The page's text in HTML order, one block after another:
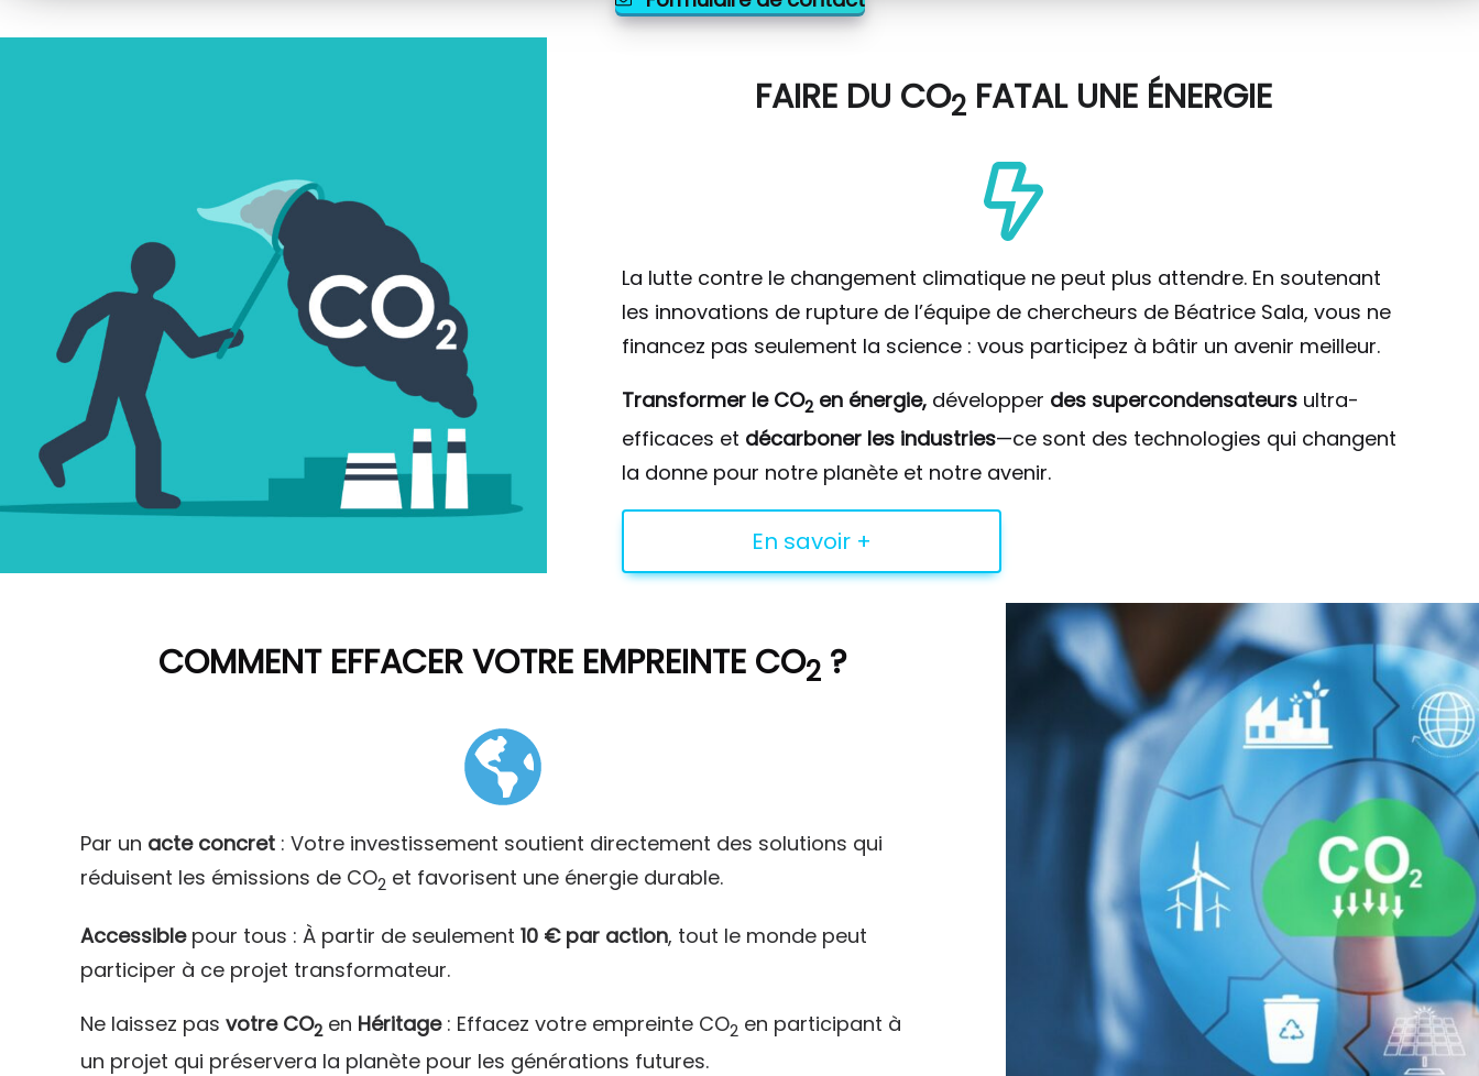
FAIRE DU CO2FATAL UNE ÉNERGIE
La lutte contre le changement climatique ne peut plus attendre. En soutenant
les innovations de rupture de l’équipe de chercheurs de Béatrice Sala, vous ne
financez pas seulement la science : vous participez à bâtir un avenir meilleur.
Transformer le CO2 en énergie, développer des supercondensateurs ultra-
efficaces et décarboner les industries—ce sont des technologies qui changent
la donne pour notre planète et notre avenir.
En savoir +
COMMENT EFFACER VOTRE EMPREINTE CO2 ?
Par un acte concret : Votre investissement soutient directement des solutions qui
réduisent les émissions de CO2 et favorisent une énergie durable.
Accessiblepour tous : À partir de seulement10 € par action, tout le monde peut
participer à ce projet transformateur.
Ne laissez pasvotre CO2 en Héritage: Effacez votre empreinte CO2 en participant à
un projet qui préservera la planète pour les générations futures.